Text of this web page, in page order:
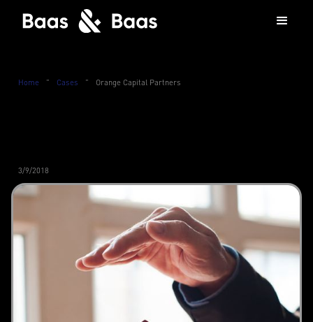
Home ” Cases ” Orange Capital Partners
3/9/2018